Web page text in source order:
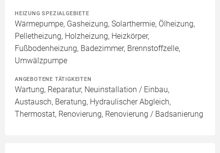
HEIZUNG SPEZIALGEBIETE
Wärmepumpe, Gasheizung, Solarthermie, Ölheizung,
Pelletheizung, Holzheizung, Heizkörper,
Fußbodenheizung, Badezimmer, Brennstoffzelle,
Umwälzpumpe
ANGEBOTENE TÄTIGKEITEN
Wartung, Reparatur, Neuinstallation / Einbau,
Austausch, Beratung, Hydraulischer Abgleich,
Thermostat, Renovierung, Renovierung / Badsanierung